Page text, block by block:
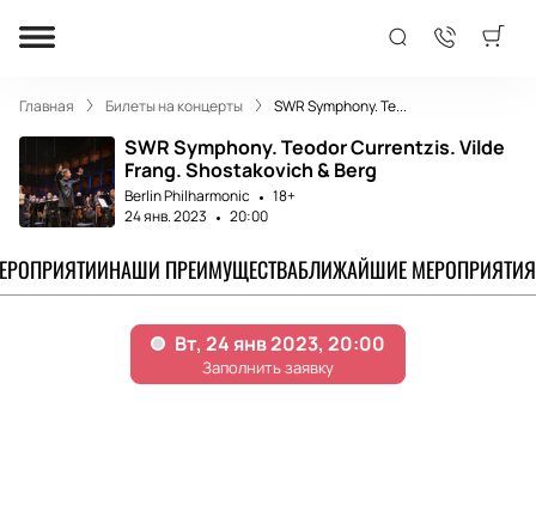
Главная Билеты на концерты SWR Symphony. Te...
SWR Symphony. Teodor Currentzis. Vilde
Frang. Shostakovich & Berg
Berlin Philharmonic
18+
24 янв. 2023
20:00
НАШИ ПРЕИМУЩЕСТВАБЛИЖАЙШИЕ МЕРОПРИЯТИЯ